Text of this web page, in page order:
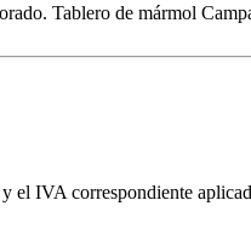
Tablero de mármol
el IVA correspondiente